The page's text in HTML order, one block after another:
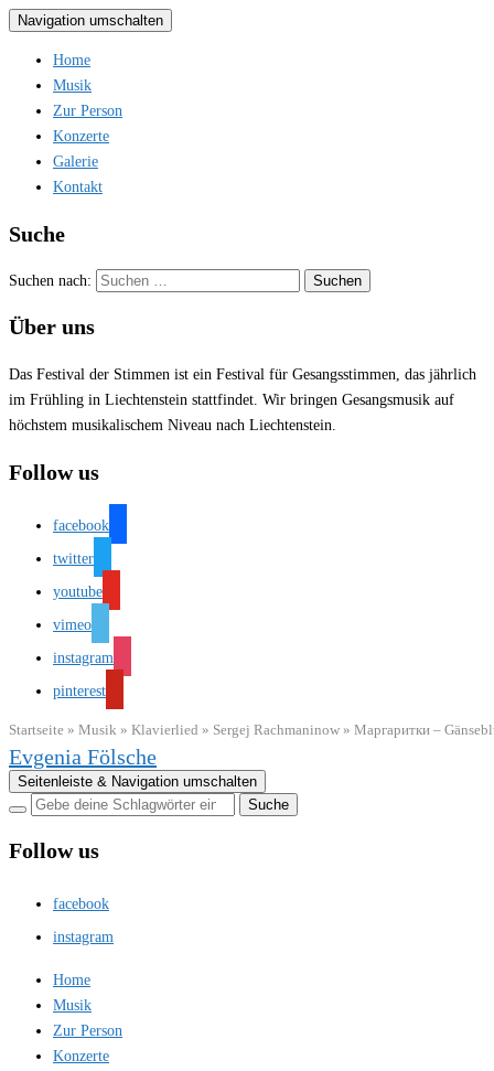
Navigation umschalten
Home
Musik
Zur Person
Konzerte
Galerie
Kontakt
Suche
Suchen nach:
Über uns
Das Festival der Stimmen ist ein Festival für Gesangsstimmen, das jährlich
im Frühling in Liechtenstein stattfindet. Wir bringen Gesangsmusik auf
höchstem musikalischem Niveau nach Liechtenstein.
Follow us
facebook
twitter
youtube
vimeo
instagram
pinterest
Startseite » Musik » Klavierlied » Sergej Rachmaninow » Маргаритки –
Evgenia Fölsche
Seitenleiste & Navigation umschalten
Follow us
facebook
instagram
Home
Musik
Zur Person
Konzerte